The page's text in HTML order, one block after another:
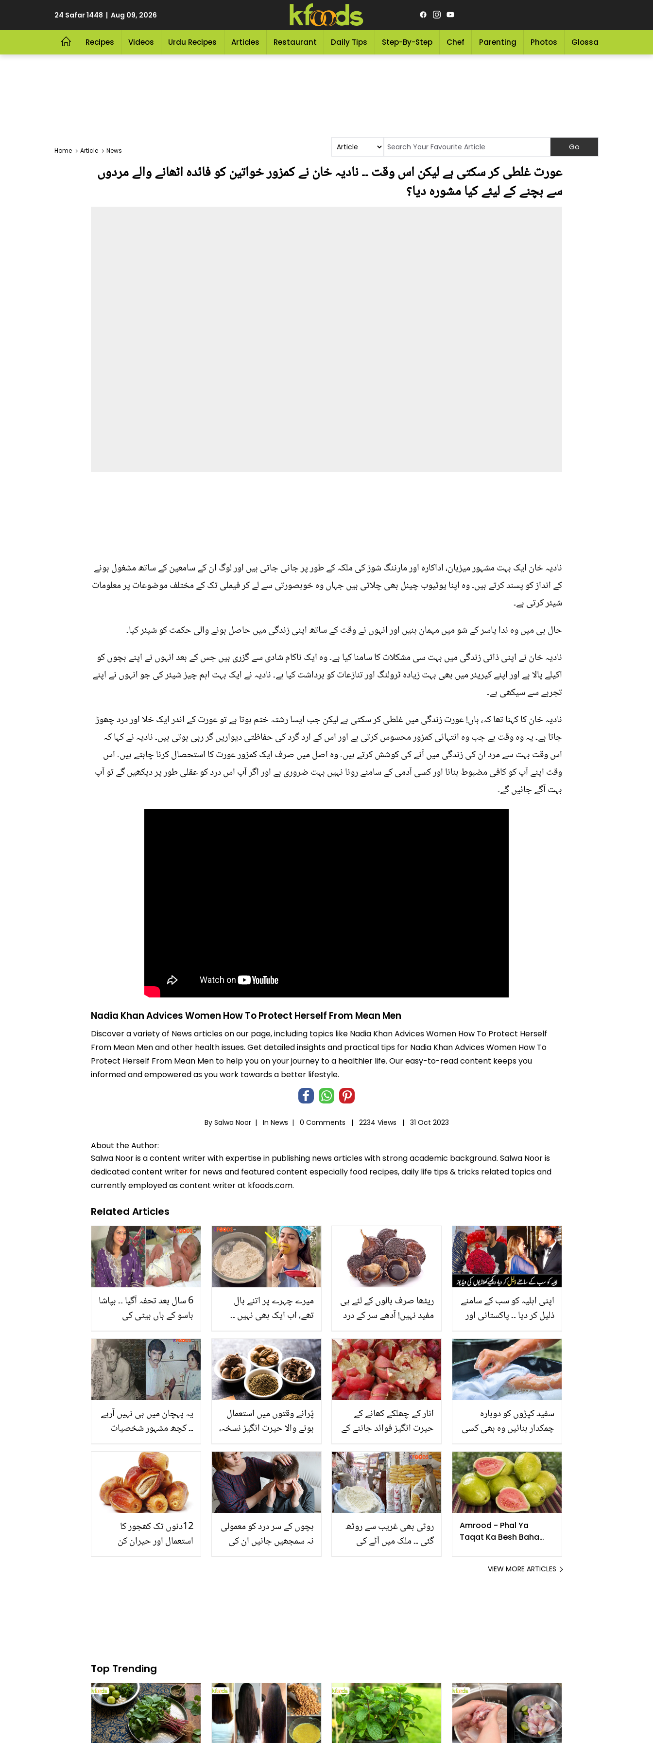
24 Safar 1448 | Aug 09, 2026
Recipes Videos Urdu Recipes Articles Restaurant Daily Tips Step-By-Step Chef Parenting Photos Glossary
Home Article News
عورت غلطی کر سکتی ہے لیکن اس وقت ۔۔ نادیہ خان نے کمزور خواتین کو فائدہ اٹھانے والے مردوں
سے بچنے کے لیئے کیا مشورہ دیا؟
نادیہ خان ایک بہت مشہور میزبان، اداکارہ اور مارننگ شوز کی ملکہ کے طور پر جانی جاتی ہیں اور لوگ ان کے سامعین کے ساتھ مشغول ہونے
کے انداز کو پسند کرتے ہیں۔ وہ اپنا یوٹیوب چینل بھی چلاتی ہیں جہاں وہ خوبصورتی سے لے کر فیملی تک کے مختلف موضوعات پر معلومات
شیئر کرتی ہے۔
حال ہی میں وہ ندا یاسر کے شو میں مہمان بنیں اور انہوں نے وقت کے ساتھ اپنی زندگی میں حاصل ہونے والی حکمت کو شیئر کیا۔
نادیہ خان نے اپنی ذاتی زندگی میں بہت سی مشکلات کا سامنا کیا ہے۔ وہ ایک ناکام شادی سے گزری ہیں جس کے بعد انہوں نے اپنے بچوں کو
اکیلے پالا ہے اور اپنے کیریئر میں بھی بہت زیادہ ٹرولنگ اور تنازعات کو برداشت کیا ہے۔ نادیہ نے ایک بہت اہم چیز شیئر کی جو انہوں نے اپنے
تجربے سے سیکھی ہے۔
نادیہ خان کا کہنا تھا کہ، ہاں! عورت زندگی میں غلطی کر سکتی ہے لیکن جب ایسا رشتہ ختم ہوتا ہے تو عورت کے اندر ایک خلا اور درد چھوڑ
جاتا ہے۔ یہ وہ وقت ہے جب وہ انتہائی کمزور محسوس کرتی ہے اور اس کے ارد گرد کی حفاظتی دیواریں گر رہی ہوتی ہیں۔ نادیہ نے کہا کہ
اس وقت بہت سے مرد ان کی زندگی میں آنے کی کوشش کرتے ہیں۔ وہ اصل میں صرف ایک کمزور عورت کا استحصال کرنا چاہتے ہیں۔ اس
وقت اپنے آپ کو کافی مضبوط بنانا اور کسی آدمی کے سامنے رونا نہیں بہت ضروری ہے اور اگر آپ اس درد کو عقلی طور پر دیکھیں گے تو آپ
بہت آگے جائیں گے۔
Nadia Khan Advices Women How To Protect Herself From Mean Men
Discover a variety of News articles on our page, including topics like Nadia Khan Advices Women How To Protect Herself
From Mean Men and other health issues. Get detailed insights and practical tips for Nadia Khan Advices Women How To
Protect Herself From Mean Men to help you on your journey to a healthier life. Our easy-to-read content keeps you
informed and empowered as you work towards a better lifestyle.
By Salwa Noor | In News | 0 Comments | 2234 Views | 31 Oct 2023
About the Author:
Salwa Noor is a content writer with expertise in publishing news articles with strong academic background. Salwa Noor is
dedicated content writer for news and featured content especially food recipes, daily life tips & tricks related topics and
currently employed as content writer at kfoods.com.
Related Articles
6 سال بعد تحفہ آگیا ۔۔ بپاشا
باسو کے ہاں بیٹی کی
میرے چہرے پر اتنے بال
تھے، اب ایک بھی نہیں ۔۔
فیشل ہیئر کا خاتمہ کیسے
کیا؟ جانیں 200 روپے میں
ملنے والی اس سستی چیز
کے مہنگے فائدے
ریٹھا صرف بالوں کے لئے ہی
مفید نہیں! آدھے سر کے درد
ریٹھا کتنا فائدے مند ہے؟
جانیئے
اپنی اہلیہ کو سب کے سامنے
ذلیل کر دیا ۔۔ پاکستانی اور
جس سے بھارتی بھی
شرمندہ ہو جاتے ہیں،
دیکھیے
یہ پہچان میں ہی نہیں آرہے
۔۔ کچھ مشہور شخصیات
بالکل بدل گئے ہیں
پُرانے وقتوں میں استعمال
ہونے والا حیرت انگیز نسخہ،
کے ایسے فوائد جو جان کر
آپ بھی دنگ رہ جائیں گے
انار کے چھلکے کھانے کے
حیرت انگیز فوائد جاننے کے
پھینکیں گے نہیں
سفید کپڑوں کو دوبارہ
چمکدار بنائیں وہ بھی کسی
صرف اس گھریلو نسخے کی
مدد سے اور کپڑوں کی رونق
واپس لائیں
12دنوں تک کھجور کا
استعمال اور حیران کن
بچوں کے سر درد کو معمولی
نہ سمجھیں جانیں ان کی
روٹی بھی غریب سے روٹھ
گئی ۔۔ ملک میں آٹے کی
Amrood - Phal Ya
Taqat Ka Besh Baha
VIEW MORE ARTICLES
Top Trending